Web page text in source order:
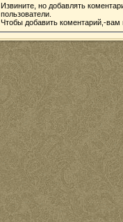
Извините, но добавлять
пользователи.
Чтобы добавить коментарий,-